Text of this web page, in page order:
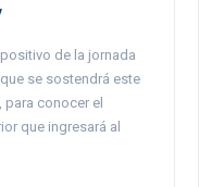
de la jornada
se sostendrá este
conocer el
que ingresará al